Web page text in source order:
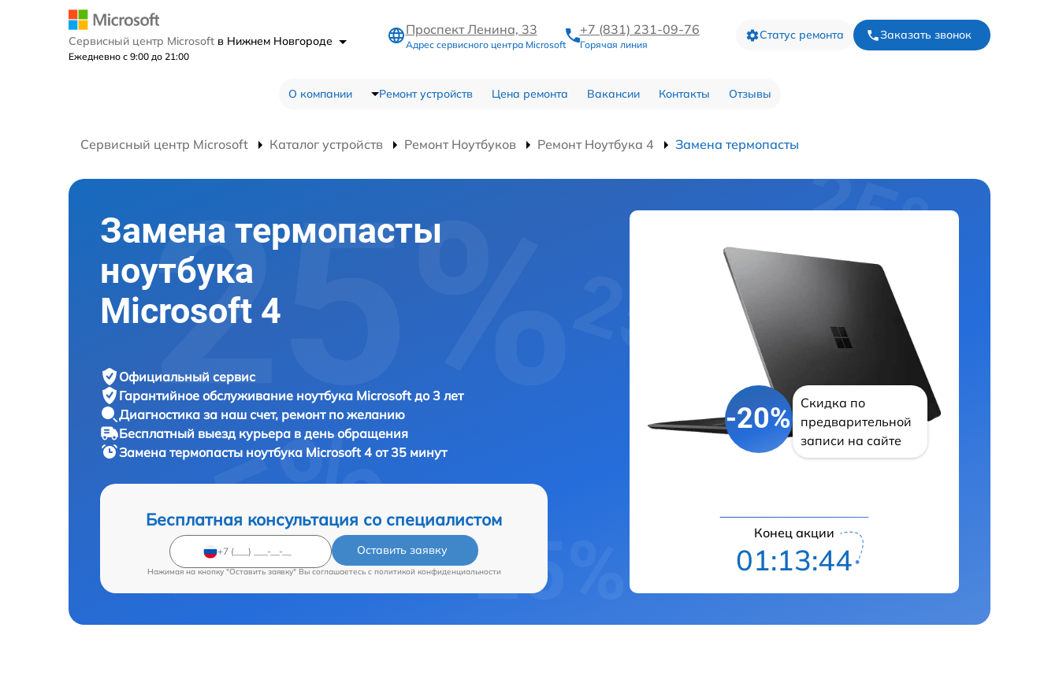
Сервисный центр Microsoft в Нижнем Новгороде
Ежедневно с 9:00 до 21:00
Проспект Ленина, 33
Адрес сервисного центра Microsoft
+7 (831) 231-09-76
Горячая линия
Статус ремонта Заказать звонок
О компании Ремонт устройств Цена ремонта Вакансии Контакты Отзывы
Сервисный центр Microsoft Каталог устройств Ремонт Ноутбуков Ремонт Ноутбука 4 Замена термопасты
Замена термопасты
ноутбука
Microsoft 4
Официальный сервис
Гарантийное обслуживание ноутбука Microsoft до 3 лет
Диагностика за наш счет, ремонт по желанию
Бесплатный выезд курьера в день обращения
Замена термопасты ноутбука Microsoft 4 от 35 минут
Бесплатная консультация со специалистом
Оставить заявку
Нажимая на кнопку "Оставить заявку" Вы соглашаетесь c политикой конфиденциальности
-20%
Скидка по
предварительной
записи на сайте
Конец акции
01:13:43